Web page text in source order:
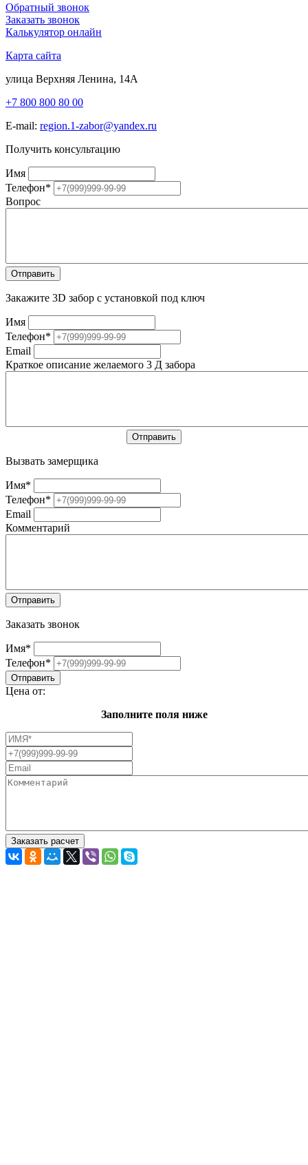
Обратный звонок
Заказать звонок
Калькулятор онлайн
Карта сайта
улица Верхняя Ленина, 14А
+7 800 800 80 00
E-mail: region.1-zabor@yandex.ru
Получить консультацию
Имя
Телефон*
Вопрос
Закажите 3D забор с установкой под ключ
Имя
Телефон*
Email
Краткое описание желаемого 3 Д забора
Вызвать замерщика
Имя*
Телефон*
Email
Комментарий
Заказать звонок
Имя*
Телефон*
Цена от:
Заполните поля ниже